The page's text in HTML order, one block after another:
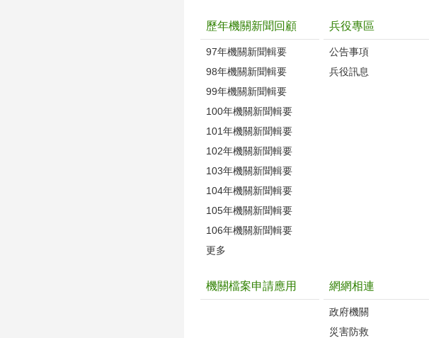
歷年機關新聞回顧
97年機關新聞輯要
98年機關新聞輯要
99年機關新聞輯要
100年機關新聞輯要
101年機關新聞輯要
102年機關新聞輯要
103年機關新聞輯要
104年機關新聞輯要
105年機關新聞輯要
106年機關新聞輯要
更多
兵役專區
公告事項
兵役訊息
機關檔案申請應用 網網相連
政府機關
災害防救